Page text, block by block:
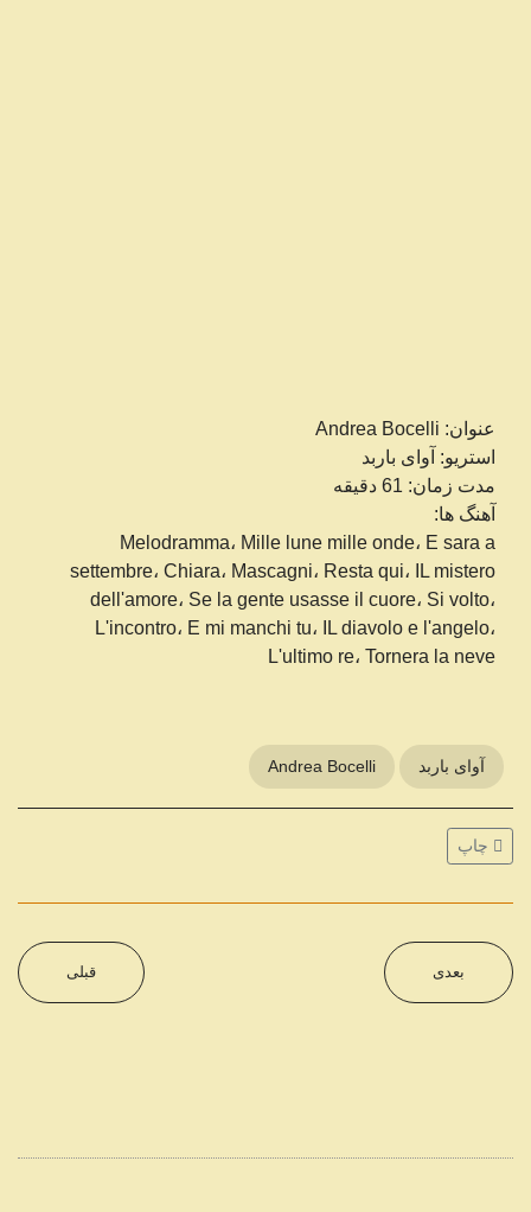
عنوان: Andrea Bocelli
استریو: آوای باربد
مدت زمان: 61 دقیقه
آهنگ ها:
Melodramma، Mille lune mille onde، E sara a
settembre، Chiara، Mascagni، Resta qui، IL mistero
dell'amore، Se la gente usasse il cuore، Si volto،
L'incontro، E mi manchi tu، IL diavolo e l'angelo،
L'ultimo re، Tornera la neve
آوای باربد Andrea Bocelli
چاپ
قبلی بعدی